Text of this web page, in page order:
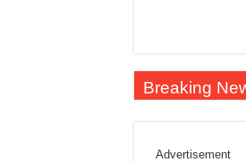
Breaking
Advertisement